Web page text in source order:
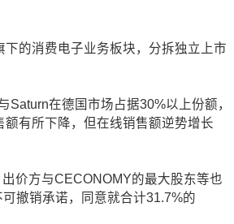
的消费电子业务板块，分拆独立上市
在德国市场占据30%以上份额，
有所下降，但在线销售额逆势增长
价方与CECONOMY的最大股东等也
撤销承诺，同意就合计31.7%的